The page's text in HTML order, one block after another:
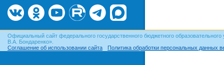
Официальный сайт федерального государственного бюджетного
В.А. Бондаренко».
Соглашение об использовании сайта
Политика обработки персональных данных